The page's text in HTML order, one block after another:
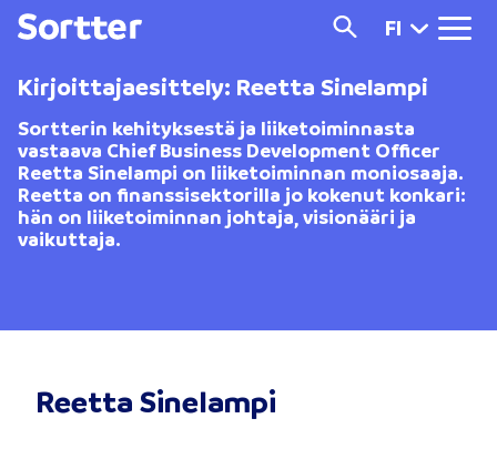
FI
Kirjoittajaesittely: Reetta Sinelampi
Sortterin kehityksestä ja liiketoiminnasta
vastaava Chief Business Development Officer
Reetta Sinelampi on liiketoiminnan moniosaaja.
Reetta on finanssisektorilla jo kokenut konkari:
hän on liiketoiminnan johtaja, visionääri ja
vaikuttaja.
Reetta Sinelampi